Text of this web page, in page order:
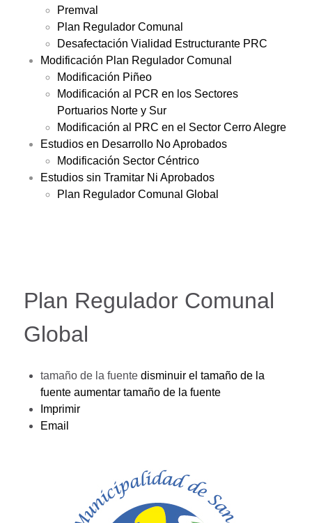
Premval
Plan Regulador Comunal
Desafectación Vialidad Estructurante PRC
Modificación Plan Regulador Comunal
Modificación Piñeo
Modificación al PCR en los Sectores
Portuarios Norte y Sur
Modificación al PRC en el Sector Cerro Alegre
Estudios en Desarrollo No Aprobados
Modificación Sector Céntrico
Estudios sin Tramitar Ni Aprobados
Plan Regulador Comunal Global
Plan Regulador Comunal
Global
tamaño de la fuente disminuir el tamaño de la
fuente aumentar tamaño de la fuente
Imprimir
Email